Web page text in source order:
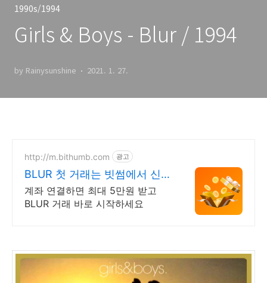
1990s/1994
Girls & Boys - Blur / 1994
by Rainysunshine 2021. 1. 27.
http://m.bithumb.com 광고
BLUR 첫 거래는 빗썸에서 신
규 가입 시 5만원 혜택
계좌 연결하면 최대 5만원 받고
BLUR 거래 바로 시작하세요